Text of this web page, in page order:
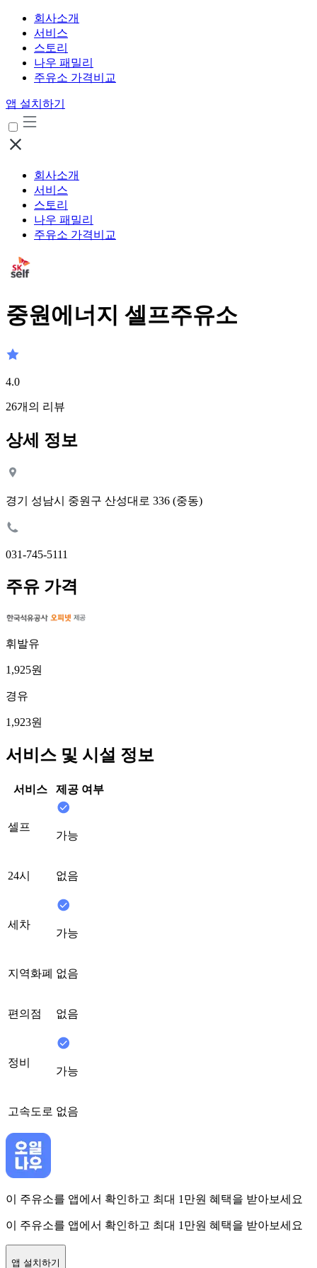
회사소개
서비스
스토리
나우 패밀리
주유소 가격비교
앱 설치하기
회사소개
서비스
스토리
나우 패밀리
주유소 가격비교
중원에너지 셀프주유소
4.0
26개의 리뷰
상세 정보
경기 성남시 중원구 산성대로 336 (중동)
031-745-5111
주유 가격
휘발유
1,925원
경유
1,923원
서비스 및 시설 정보
서비스 제공 여부
셀프
가능
24시 없음
세차
가능
지역화폐 없음
편의점 없음
정비
가능
고속도로 없음
이 주유소를 앱에서 확인하고 최대 1만원 혜택을 받아보세요
이 주유소를 앱에서 확인하고 최대 1만원 혜택을 받아보세요
앱 설치하기